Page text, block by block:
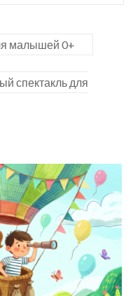
малышей 0+
спектакль для